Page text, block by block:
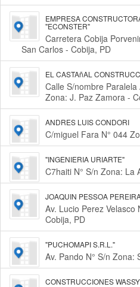
EMPRESA
"ECONSTER"
Carretera Cobija
San Carlos - Cobija, PD
EL CASTAñAL
Calle S/nombre
Zona: J. Paz Zamora -
ANDRES LUIS CONDORI
C/miguel Fara N° 044
"INGENIERIA URIARTE"
C7haiti N° S/n Zona: La
JOAQUIN PESSOA
Av. Lucio Perez Velasco
Cobija, PD
"PUCHOMAPI S.R.L."
Av. Pando N° S/n Zona:
CONSTRUCCIONES